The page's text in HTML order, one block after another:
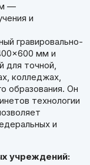
—
и
гравировально-
мм и
для точной,
колледжах,
образования. Он
технологии
и
учреждений: